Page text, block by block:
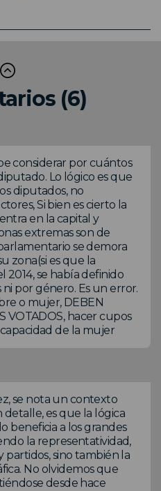
(6)
considerar por cuántos
Lo lógico es que
diputados, no
Si bien es cierto la
en la capital y
extremas son de
se demora
zona(si es que la
2014, se había definido
por género. Es un error.
o mujer, DEBEN
VOTADOS, hacer cupos
de la mujer
se nota un contexto
es que la lógica
beneficia a los grandes
la representatividad,
partidos, sino también la
No olvidemos que
desde hace